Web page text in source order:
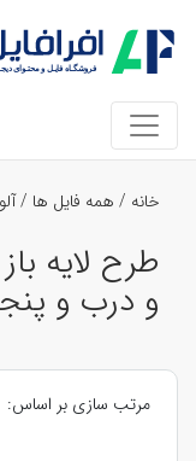
خانه / همه فایل ها /
طرح لایه
و درب و
مرتب سازی بر اساس: